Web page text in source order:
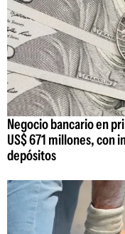
Negocio bancario en
US$ 671 millones, con
depósitos